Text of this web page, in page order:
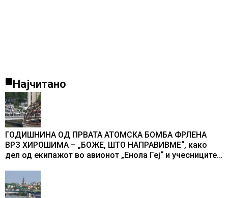
Најчитано
ГОДИШНИНА ОД ПРВАТА АТОМСКА БОМБА ФРЛЕНА
ВРЗ ХИРОШИМА – „БОЖЕ, ШТО НАПРАВИВМЕ“, како
дел од екипажот во авионот „Енола Геј“ и учесниците
промени текот на историјата